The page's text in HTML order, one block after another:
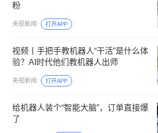
粉
央视新闻 打开APP
视频丨手把手教机器人“干活”是什么体
验？AI时代他们教机器人出师
央视新闻 打开APP
给机器人装个“智能大脑”，订单直接爆
了